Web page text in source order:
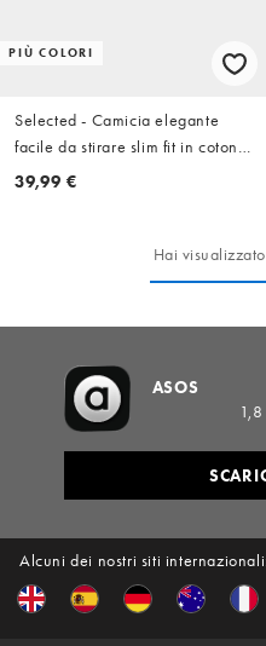
PIÙ COLORI
Selected - Camicia elegante
facile da stirare slim fit in cotone
bianca
39,99 €
Hai
Alcuni dei nostri siti
ASOS
1,8